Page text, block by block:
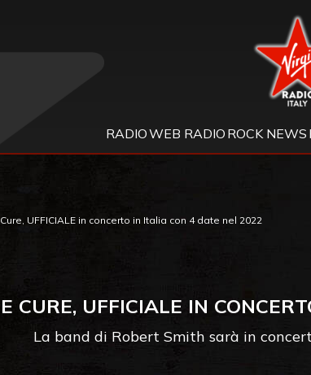
RADIOWEB RADIO ROCK NEWS
UFFICIALE in concerto in Italia con 4 date nel 2022
CURE, UFFICIALE IN
La band di Robert Smith sarà in